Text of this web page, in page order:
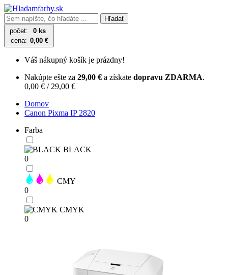
Hľadať
počet:
0 ks
cena: 0,00 €
Váš nákupný košík je prázdny!
Nakúpte ešte za 29,00 € a získate dopravu ZDARMA.
0,00 € / 29,00 €
Domov
Canon Pixma IP 2820
Farba
BLACK
0
CMY
0
CMYK
0